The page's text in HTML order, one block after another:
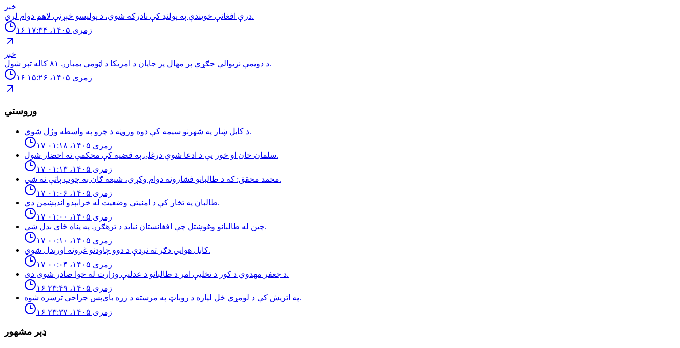
خبر
درې افغانې خویندې په پولنډ کې نادرکه شوي، د پولیسو څېړنې لاهم دوام لري.
۱۶ زمری ۱۴۰۵، ۱۷:۳۴
خبر
د دويمې نړيوالې جګړې پر مهال پر جاپان د امريکا د اټومي بمبارۍ ۸۱ کاله تېر شول.
۱۶ زمری ۱۴۰۵، ۱۵:۲۶
وروستي
د كابل ښار په شهرنو سيمه كې دوه وروڼه د چرو په واسطه وژل شوي.
۱۷ زمری ۱۴۰۵، ۰۱:۱۸
سلمان خان او خور یې د ادعا شوې درغلۍ په قضيه كې محكمې ته احضار شول.
۱۷ زمری ۱۴۰۵، ۰۱:۱۳
محمد محقق: كه د طالبانو فشارونه دوام وكړي، شيعه ګان به چوپ پاتې نه شي.
۱۷ زمری ۱۴۰۵، ۰۱:۰۶
طالبان په تخار کې د امنيتي وضعيت له خرابېدو اندېښمن دي.
۱۷ زمری ۱۴۰۵، ۰۱:۰۰
چین له طالبانو وغوښتل چې افغانستان نباید د ترهګرۍ په پناه ځای بدل شي.
۱۷ زمری ۱۴۰۵، ۰۰:۱۰
كابل هوايي ډګر ته نږدې د دوو چاودنو غږونه اورېدل شوي.
۱۷ زمری ۱۴۰۵، ۰۰:۰۴
د جعفر مهدوي د کور د تخلیې امر د طالبانو د عدلیې وزارت له خوا صادر شوی دی.
۱۶ زمری ۱۴۰۵، ۲۳:۴۹
په اتریش کې د لومړي ځل لپاره د روباټ په مرسته د زړه بای‌پس جراحي ترسره شوه.
۱۶ زمری ۱۴۰۵، ۲۳:۳۷
ډېر مشهور